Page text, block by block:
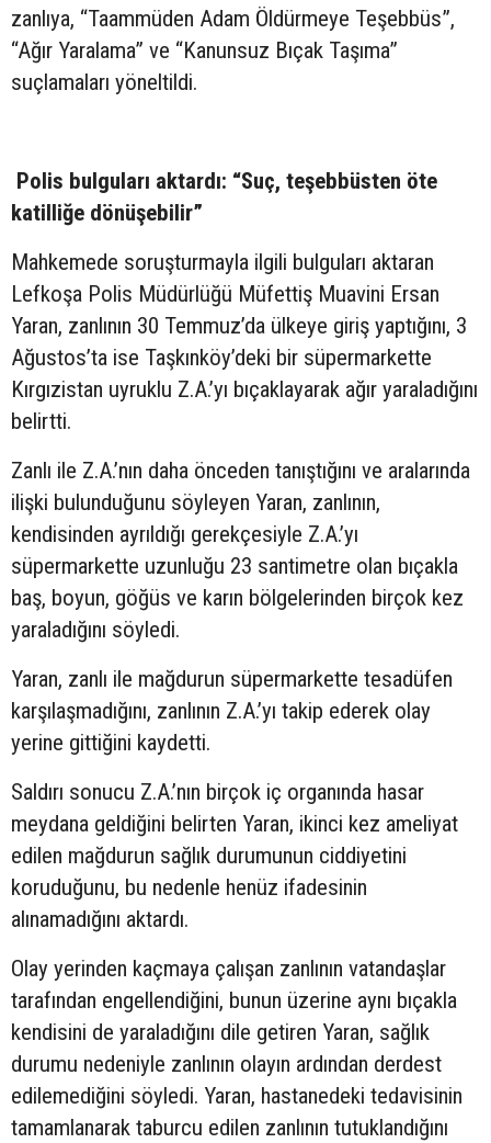
zanlıya, “Taammüden Adam Öldürmeye Teşebbüs”,
“Ağır Yaralama” ve “Kanunsuz Bıçak Taşıma”
suçlamaları yöneltildi.
Polis bulguları aktardı: “Suç, teşebbüsten öte
katilliğe dönüşebilir”
Mahkemede soruşturmayla ilgili bulguları aktaran
Lefkoşa Polis Müdürlüğü Müfettiş Muavini Ersan
Yaran, zanlının 30 Temmuz’da ülkeye giriş yaptığını, 3
Ağustos’ta ise Taşkınköy’deki bir süpermarkette
Kırgızistan uyruklu Z.A.’yı bıçaklayarak ağır yaraladığını
belirtti.
Zanlı ile Z.A.’nın daha önceden tanıştığını ve aralarında
ilişki bulunduğunu söyleyen Yaran, zanlının,
kendisinden ayrıldığı gerekçesiyle Z.A.’yı
süpermarkette uzunluğu 23 santimetre olan bıçakla
baş, boyun, göğüs ve karın bölgelerinden birçok kez
yaraladığını söyledi.
Yaran, zanlı ile mağdurun süpermarkette tesadüfen
karşılaşmadığını, zanlının Z.A.’yı takip ederek olay
yerine gittiğini kaydetti.
Saldırı sonucu Z.A.’nın birçok iç organında hasar
meydana geldiğini belirten Yaran, ikinci kez ameliyat
edilen mağdurun sağlık durumunun ciddiyetini
koruduğunu, bu nedenle henüz ifadesinin
alınamadığını aktardı.
Olay yerinden kaçmaya çalışan zanlının vatandaşlar
tarafından engellendiğini, bunun üzerine aynı bıçakla
kendisini de yaraladığını dile getiren Yaran, sağlık
durumu nedeniyle zanlının olayın ardından derdest
edilemediğini söyledi. Yaran, hastanedeki tedavisinin
tamamlanarak taburcu edilen zanlının tutuklandığını